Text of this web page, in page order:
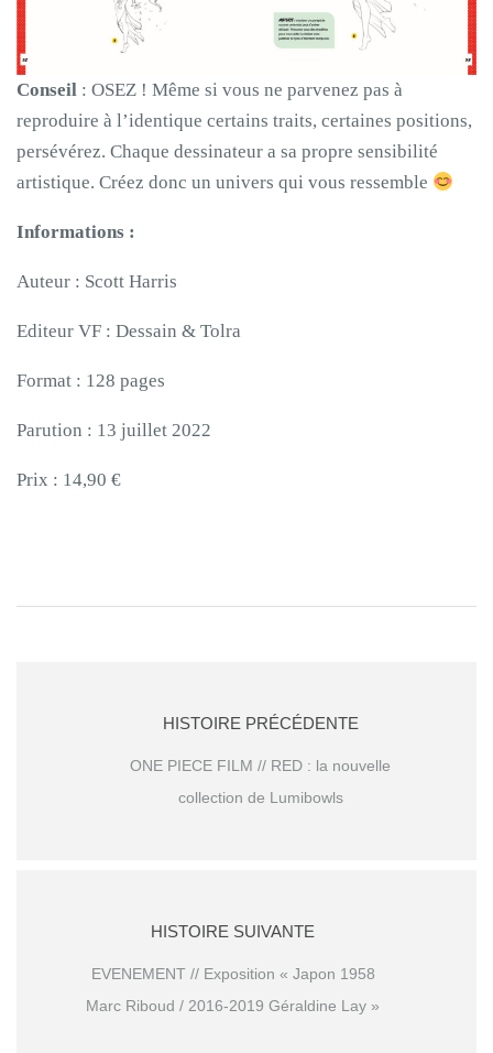
Conseil : OSEZ ! Même si vous ne parvenez pas à
reproduire à l’identique certains traits, certaines positions,
persévérez. Chaque dessinateur a sa propre sensibilité
artistique. Créez donc un univers qui vous ressemble
Informations :
Auteur : Scott Harris
Editeur VF : Dessain & Tolra
Format : 128 pages
Parution : 13 juillet 2022
Prix : 14,90 €
HISTOIRE PRÉCÉDENTE
ONE PIECE FILM // RED : la nouvelle
collection de Lumibowls
HISTOIRE SUIVANTE
EVENEMENT // Exposition « Japon 1958
Marc Riboud / 2016-2019 Géraldine Lay »